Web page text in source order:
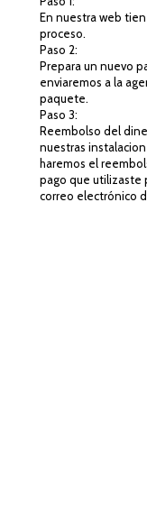
En nuestra web
proceso.
Paso 2:
Prepara un nuevo
enviaremos a la
paquete.
Paso 3:
Reembolso del
nuestras
haremos el
pago que utilizaste
correo electrónico